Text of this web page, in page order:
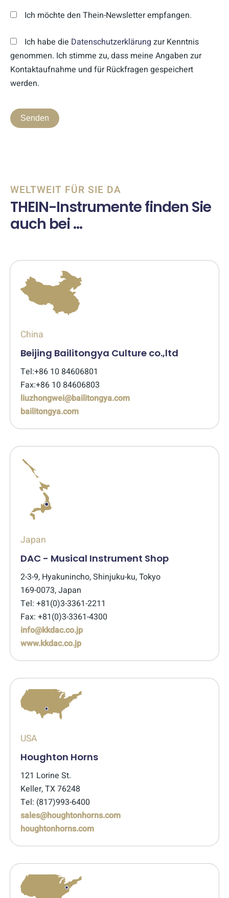
Ich möchte den Thein-Newsletter empfangen.
Ich habe die Datenschutzerklärung zur Kenntnis
genommen. Ich stimme zu, dass meine Angaben zur
Kontaktaufnahme und für Rückfragen gespeichert
werden.
WELTWEIT FÜR SIE DA
THEIN-Instrumente finden Sie
auch bei …
China
Beijing Bailitongya Culture co.,ltd
Tel:+86 10 84606801
Fax:+86 10 84606803
liuzhongwei@bailitongya.com
bailitongya.com
Japan
DAC - Musical Instrument Shop
2-3-9, Hyakunincho, Shinjuku-ku, Tokyo
169-0073, Japan
Tel: +81(0)3-3361-2211
Fax: +81(0)3-3361-4300
info@kkdac.co.jp
www.kkdac.co.jp
USA
Houghton Horns
121 Lorine St.
Keller, TX 76248
Tel: (817)993-6400
sales@houghtonhorns.com
houghtonhorns.com